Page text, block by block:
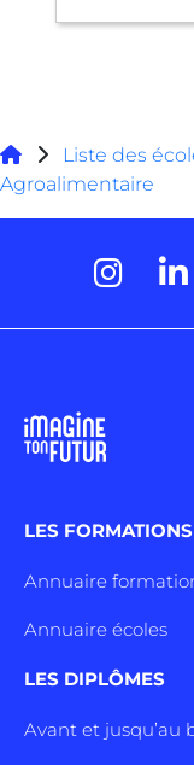
Liste des
Agroalimentaire
LES FORMATIONS
Annuaire
Annuaire écoles
LES DIPLÔMES
Avant et jusqu’au